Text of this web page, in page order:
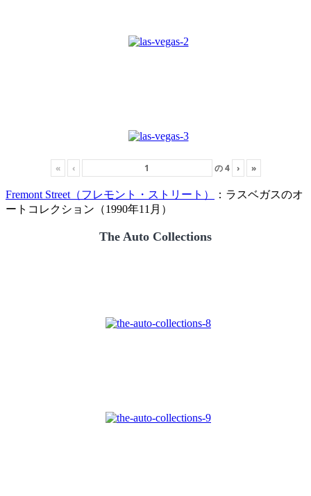
« ‹ の4 › »
Fremont Street（フレモント・ストリート）
：ラスベガスのオ
ートコレクション（1990年11月）
The Auto Collections